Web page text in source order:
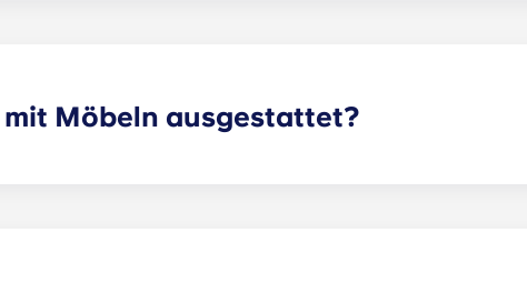
Möbeln ausgestattet?